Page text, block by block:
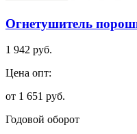
Огнетушитель
1 942 руб.
Цена опт:
от 1 651 руб.
Годовой оборот